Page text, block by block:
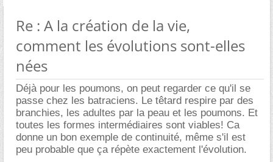
Re : A la création de la vie,
comment les évolutions sont-elles
nées
Déjà pour les poumons, on peut regarder ce qu'il se
passe chez les batraciens. Le têtard respire par des
branchies, les adultes par la peau et les poumons. Et
toutes les formes intermédiaires sont viables! Ca
donne un bon exemple de continuité, même s'il est
peu probable que ça répète exactement l'évolution.